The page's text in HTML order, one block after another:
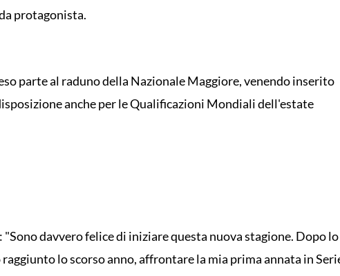
protagonista.
parte al raduno della Nazionale Maggiore, venendo inserito
anche per le Qualificazioni Mondiali dell'estate
davvero felice di iniziare questa nuova stagione. Dopo lo
lo scorso anno, affrontare la mia prima annata in